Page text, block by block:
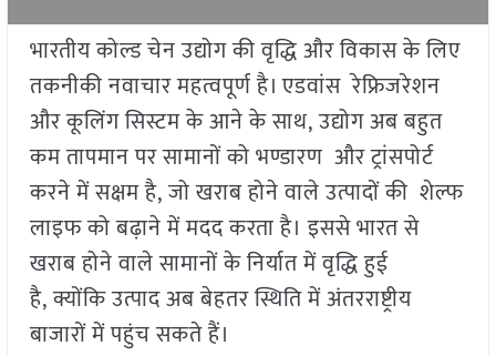
भारतीय कोल्ड चेन उद्योग की वृद्धि और विकास के लिए
तकनीकी नवाचार महत्वपूर्ण है। एडवांस रेफ्रिजरेशन
और कूलिंग सिस्टम के आने के साथ, उद्योग अब बहुत
कम तापमान पर सामानों को भण्डारण और ट्रांसपोर्ट
करने में सक्षम है, जो खराब होने वाले उत्पादों की शेल्फ
लाइफ को बढ़ाने में मदद करता है। इससे भारत से
खराब होने वाले सामानों के निर्यात में वृद्धि हुई
है, क्योंकि उत्पाद अब बेहतर स्थिति में अंतरराष्ट्रीय
बाजारों में पहुंच सकते हैं।